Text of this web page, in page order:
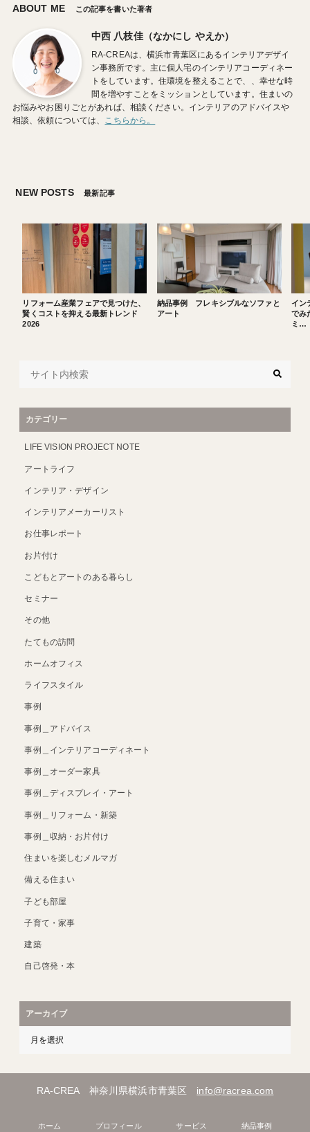
ABOUT ME この記事を書いた著者
中西 八枝佳（なかにし やえか）
RA-CREAは、横浜市青葉区にあるインテリアデザイ
ン事務所です。主に個人宅のインテリアコーディネー
トをしています。住環境を整えることで、、幸せな時
間を増やすことをミッションとしています。住まいの
お悩みやお困りごとがあれば、相談ください。インテリアのアドバイスや
相談、依頼については、
こちらから。
NEW POSTS 最新記事
リフォーム産業フェアで見つけた、
賢くコストを抑える最新トレンド
2026
納品事例 フレキシブルなソファと
アート
イン
でみ
ミ…
カテゴリー
LIFE VISION PROJECT NOTE
アートライフ
インテリア・デザイン
インテリアメーカーリスト
お仕事レポート
お片付け
こどもとアートのある暮らし
セミナー
その他
たてもの訪問
ホームオフィス
ライフスタイル
事例
事例＿アドバイス
事例＿インテリアコーディネート
事例＿オーダー家具
事例＿ディスプレイ・アート
事例＿リフォーム・新築
事例＿収納・お片付け
住まいを楽しむメルマガ
備える住まい
子ども部屋
子育て・家事
建築
自己啓発・本
アーカイブ
RA-CREA 神奈川県横浜市青葉区 info@racrea.com
ホーム プロフィール サービス 納品事例